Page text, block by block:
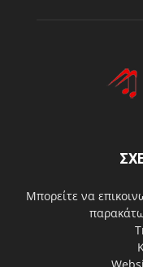
Μπορείτε να
παρακάτω